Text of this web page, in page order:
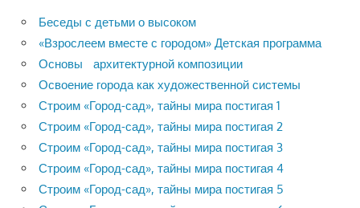
Беседы с детьми о высоком
«Взрослеем вместе с городом» Детская программа
Основы архитектурной композиции
Освоение города как художественной системы
Строим «Город-сад», тайны мира постигая 1
Строим «Город-сад», тайны мира постигая 2
Строим «Город-сад», тайны мира постигая 3
Строим «Город-сад», тайны мира постигая 4
Строим «Город-сад», тайны мира постигая 5